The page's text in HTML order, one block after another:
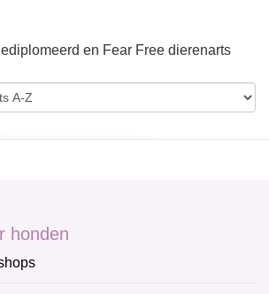
en Fear Free dierenarts
honden